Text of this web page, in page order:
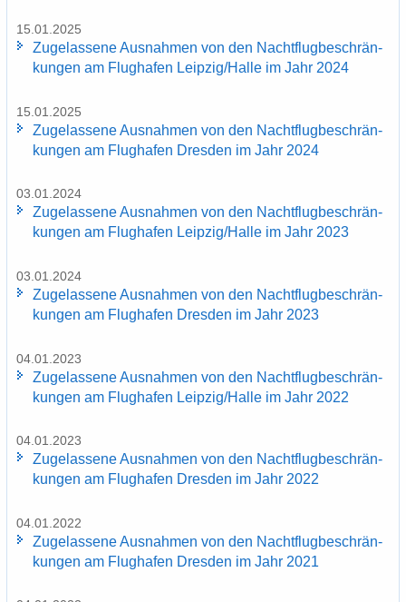
15.01.2025
Zu­ge­las­se­ne Aus­nah­men von den Nacht­flug­be­schrän­
kun­gen am Flug­ha­fen Leip­zig/Halle im Jahr 2024
15.01.2025
Zu­ge­las­se­ne Aus­nah­men von den Nacht­flug­be­schrän­
kun­gen am Flug­ha­fen Dres­den im Jahr 2024
03.01.2024
Zu­ge­las­se­ne Aus­nah­men von den Nacht­flug­be­schrän­
kun­gen am Flug­ha­fen Leip­zig/Halle im Jahr 2023
03.01.2024
Zu­ge­las­se­ne Aus­nah­men von den Nacht­flug­be­schrän­
kun­gen am Flug­ha­fen Dres­den im Jahr 2023
04.01.2023
Zu­ge­las­se­ne Aus­nah­men von den Nacht­flug­be­schrän­
kun­gen am Flug­ha­fen Leip­zig/Halle im Jahr 2022
04.01.2023
Zu­ge­las­se­ne Aus­nah­men von den Nacht­flug­be­schrän­
kun­gen am Flug­ha­fen Dres­den im Jahr 2022
04.01.2022
Zu­ge­las­se­ne Aus­nah­men von den Nacht­flug­be­schrän­
kun­gen am Flug­ha­fen Dres­den im Jahr 2021